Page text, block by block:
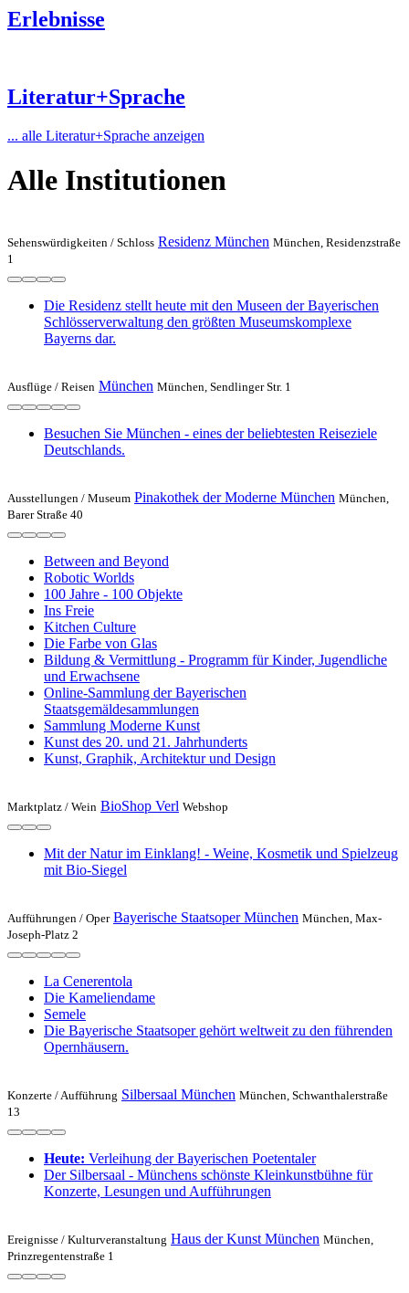
Erlebnisse
Literatur+Sprache
... alle Literatur+Sprache anzeigen
Alle Institutionen
Sehenswürdigkeiten / Schloss Residenz München München, Residenzstraße
1
Die Residenz stellt heute mit den Museen der Bayerischen
Schlösserverwaltung den größten Museumskomplexe
Bayerns dar.
Ausflüge / Reisen München München, Sendlinger Str. 1
Besuchen Sie München - eines der beliebtesten Reiseziele
Deutschlands.
Ausstellungen / Museum Pinakothek der Moderne München München,
Barer Straße 40
Between and Beyond
Robotic Worlds
100 Jahre - 100 Objekte
Ins Freie
Kitchen Culture
Die Farbe von Glas
Bildung & Vermittlung - Programm für Kinder, Jugendliche
und Erwachsene
Online-Sammlung der Bayerischen
Staatsgemäldesammlungen
Sammlung Moderne Kunst
Kunst des 20. und 21. Jahrhunderts
Kunst, Graphik, Architektur und Design
Marktplatz / Wein BioShop Verl Webshop
Mit der Natur im Einklang! - Weine, Kosmetik und Spielzeug
mit Bio-Siegel
Aufführungen / Oper Bayerische Staatsoper München München, Max-
Joseph-Platz 2
La Cenerentola
Die Kameliendame
Semele
Die Bayerische Staatsoper gehört weltweit zu den führenden
Opernhäusern.
Konzerte / Aufführung Silbersaal München München, Schwanthalerstraße
13
Heute: Verleihung der Bayerischen Poetentaler
Der Silbersaal - Münchens schönste Kleinkunstbühne für
Konzerte, Lesungen und Aufführungen
Ereignisse / Kulturveranstaltung Haus der Kunst München München,
Prinzregentenstraße 1